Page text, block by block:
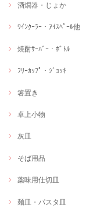
酒燗器・じょか
ﾜｲﾝｸｰﾗｰ・ｱｲｽﾍﾟｰﾙ他
焼酎ｻｰﾊﾞｰ・ﾎﾞﾄﾙ
ﾌﾘｰｶｯﾌﾟ・ｼﾞｮｯｷ
箸置き
卓上小物
灰皿
そば用品
薬味用仕切皿
麺皿・パスタ皿